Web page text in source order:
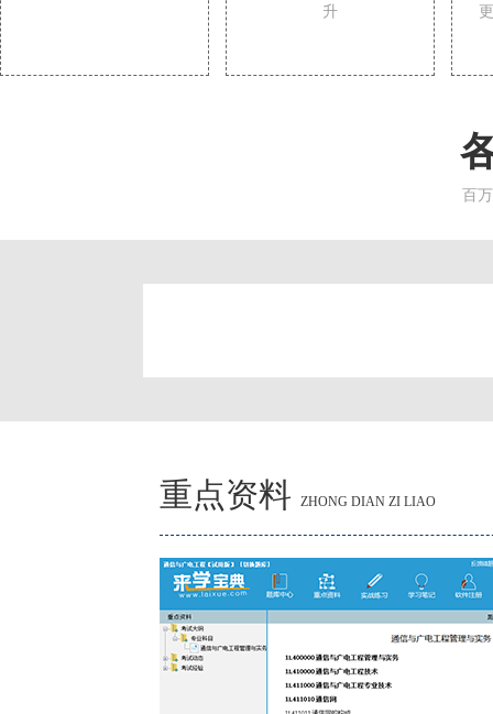
升
百
重点资料 ZHONG DIAN ZI LIAO